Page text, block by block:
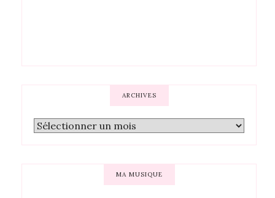
ARCHIVES
MA MUSIQUE